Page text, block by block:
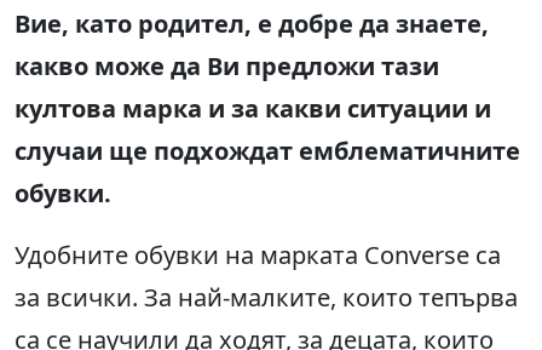
Вие, като родител, е добре да знаете,
какво може да Ви предложи тази
култова марка и за какви ситуации и
случаи ще подхождат емблематичните
обувки.
Удобните обувки на марката Converse са
за всички. За най-малките, които тепърва
са се научили да ходят, за децата, които